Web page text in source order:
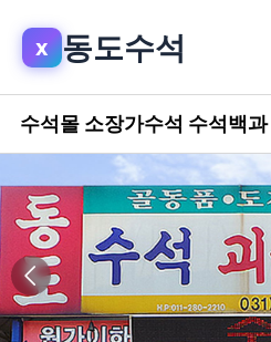
x 동도수석
수석몰 소장가수석 수석백과